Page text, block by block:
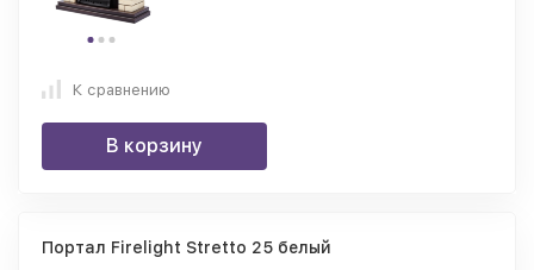
К сравнению
В корзину
Портал Firelight Stretto 25 белый